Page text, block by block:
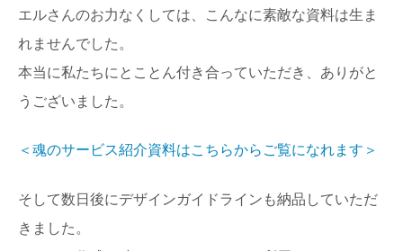
エルさんのお力なくしては、こんなに素敵な資料は生ま
れませんでした。
本当に私たちにとことん付き合っていただき、ありがと
うございました。
＜魂のサービス紹介資料はこちらからご覧になれます＞
そして数日後にデザインガイドラインも納品していただ
きました。